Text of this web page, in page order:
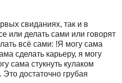
свиданиях, так и в
или делать сами или говорят
всё сами: !Я могу сама
сделать карьеру, я могу
сама стукнуть кулаком
Это достаточно грубая